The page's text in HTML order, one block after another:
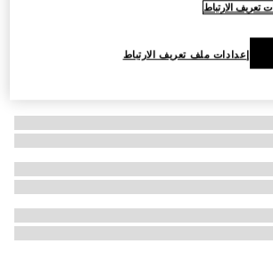
تعريف الارتباط
إعدادات ملف تعريف الارتباط